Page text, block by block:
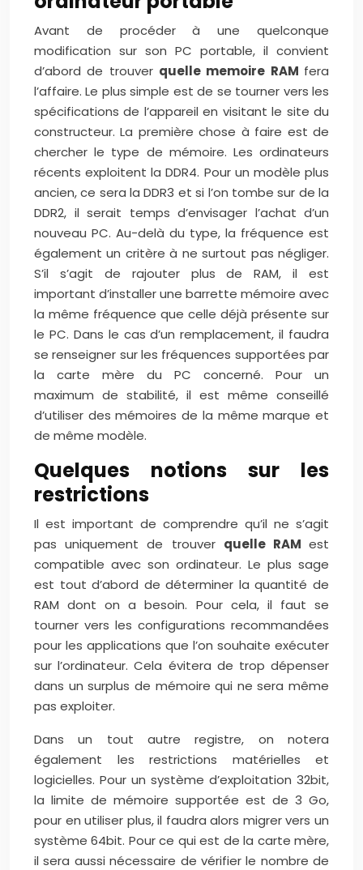
Avant de procéder à une quelconque
modification sur son PC portable, il convient
d’abord de trouver quelle memoire RAM fera
l’affaire. Le plus simple est de se tourner vers les
spécifications de l’appareil en visitant le site du
constructeur. La première chose à faire est de
chercher le type de mémoire. Les ordinateurs
récents exploitent la DDR4. Pour un modèle plus
ancien, ce sera la DDR3 et si l’on tombe sur de la
DDR2, il serait temps d’envisager l’achat d’un
nouveau PC. Au-delà du type, la fréquence est
également un critère à ne surtout pas négliger.
S’il s’agit de rajouter plus de RAM, il est
important d’installer une barrette mémoire avec
la même fréquence que celle déjà présente sur
le PC. Dans le cas d’un remplacement, il faudra
se renseigner sur les fréquences supportées par
la carte mère du PC concerné. Pour un
maximum de stabilité, il est même conseillé
d’utiliser des mémoires de la même marque et
de même modèle.
Quelques notions sur les
restrictions
Il est important de comprendre qu’il ne s’agit
pas uniquement de trouver quelle RAMest
compatible avec son ordinateur. Le plus sage
est tout d’abord de déterminer la quantité de
RAM dont on a besoin. Pour cela, il faut se
tourner vers les configurations recommandées
pour les applications que l’on souhaite exécuter
sur l’ordinateur. Cela évitera de trop dépenser
dans un surplus de mémoire qui ne sera même
pas exploiter.
Dans un tout autre registre, on notera
également les restrictions matérielles et
logicielles. Pour un système d’exploitation 32bit,
la limite de mémoire supportée est de 3 Go,
pour en utiliser plus, il faudra alors migrer vers un
système 64bit. Pour ce qui est de la carte mère,
il sera aussi nécessaire de vérifier le nombre de